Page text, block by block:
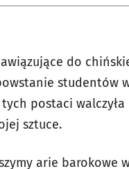
do
studentów
postaci
sztuce.
arie barokowe